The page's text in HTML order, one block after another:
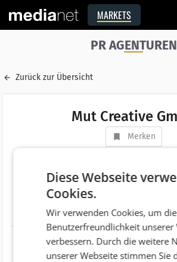
MARKETS
PR AGENTUREN
Zurück zur Übersicht
Mut Creative
Merken
AT 6020 Innsbruck
Telefonnummer +43 (512) 567080
Website http://www.mut.agency
Diese Webseite
Cookies.
Wir verwenden Cookies, um die
Benutzerfreundlichkeit unserer
verbessern. Durch die weitere
unserer Webseite stimmen Sie